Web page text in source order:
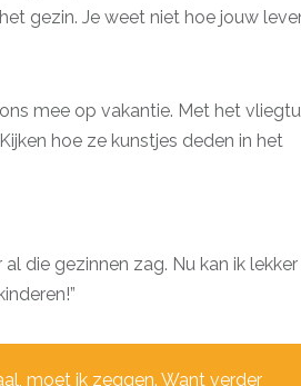
gezin. Je weet niet hoe jouw
mee op vakantie. Met het
hoe ze kunstjes deden in het
die gezinnen zag. Nu kan ik lekker
moet ik zeggen. Want verder